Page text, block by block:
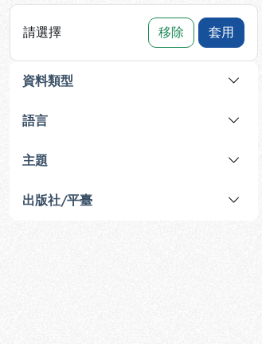
請選擇 移除 套用
資料類型
語言
主題
出版社/平臺